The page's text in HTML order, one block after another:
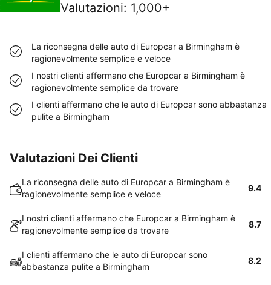
Valutazioni: 1,000+
La riconsegna delle auto di Europcar a Birmingham è
ragionevolmente semplice e veloce
I nostri clienti affermano che Europcar a Birmingham è
ragionevolmente semplice da trovare
I clienti affermano che le auto di Europcar sono abbastanza
pulite a Birmingham
Valutazioni Dei Clienti
La riconsegna delle auto di Europcar a Birmingham è
ragionevolmente semplice e veloce
9.4
I nostri clienti affermano che Europcar a Birmingham è
ragionevolmente semplice da trovare
8.7
I clienti affermano che le auto di Europcar sono
abbastanza pulite a Birmingham
8.2